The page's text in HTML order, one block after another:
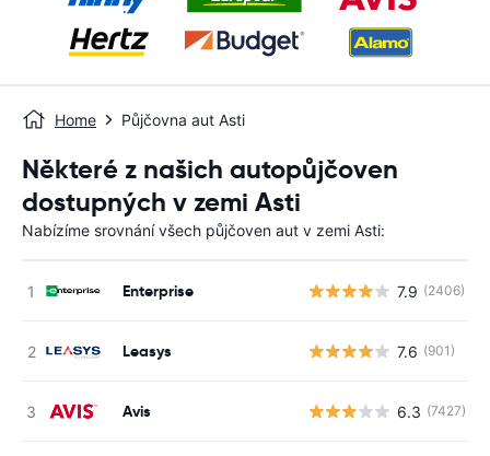
Home Půjčovna aut Asti
Některé z našich autopůjčoven
dostupných v zemi Asti
Nabízíme srovnání všech půjčoven aut v zemi Asti:
Enterprise 7.9 (2406)
Leasys 7.6 (901)
Avis 6.3 (7427)